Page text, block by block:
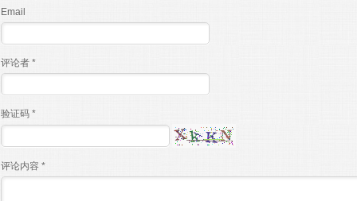
Email
评论者 *
验证码 *
评论内容 *